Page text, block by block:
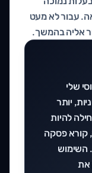
עבור לא מעט
אליה בהמשך.
שלי
במשך יותר מ-60 שניות, יותר
להיות
קורא פסקה
השימוש
את